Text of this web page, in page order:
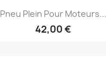
Aperçu rapide
Pneu Plein Pour Moteurs...
42,00 €